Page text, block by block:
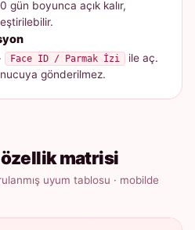
gün boyunca açık kalır,
Face ID / Parmak İzi
ile aç.
gönderilmez.
özellik matrisi
uyum tablosu · mobilde